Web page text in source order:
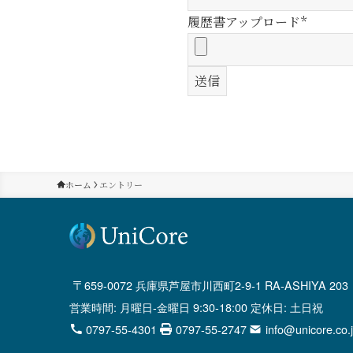
履歴書アップロード*
ホーム エントリー
659-0072 兵庫県芦屋市川西町2-9-1 RA-ASHIYA 203
営業時間: 月曜日-金曜日 9:30-18:00 定休日: 土日祝
0797-55-4301
0797-55-2747